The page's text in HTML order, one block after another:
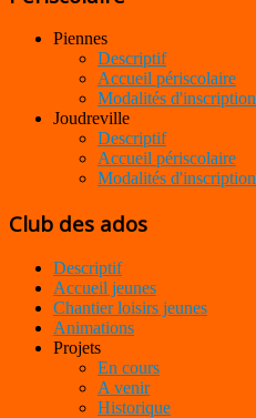
Piennes
Descriptif
Accueil périscolaire
Modalités d'inscription
Joudreville
Descriptif
Accueil périscolaire
Modalités d'inscription
Club des ados
Descriptif
Accueil jeunes
Chantier loisirs jeunes
Animations
Projets
En cours
A venir
Historique